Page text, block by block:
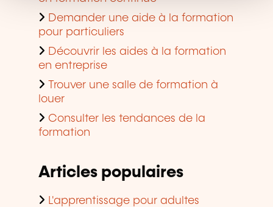
Demander une aide à la formation
pour particuliers
Découvrir les aides à la formation
en entreprise
Trouver une salle de formation à
louer
Consulter les tendances de la
formation
Articles populaires
L'apprentissage pour adultes